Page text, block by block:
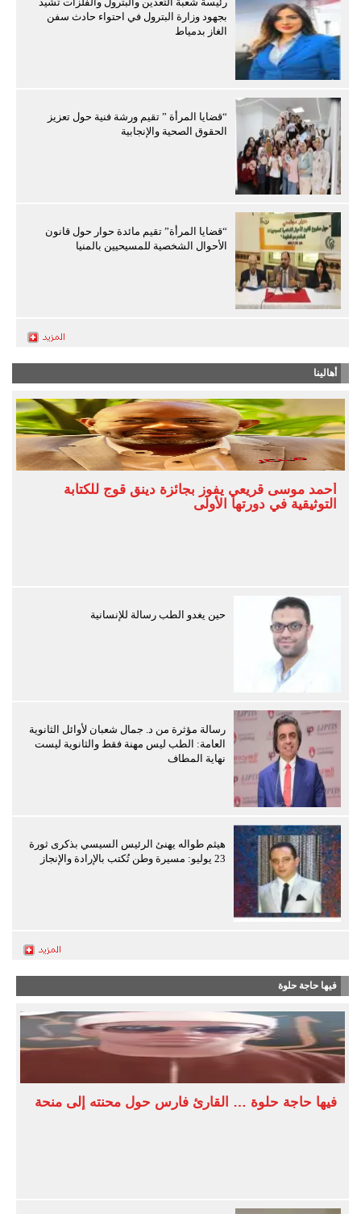
بجهود وزارة البترول في احتواء حادث سفن
الغاز بدمياط
“قضايا المرأة ” تقيم ورشة فنية حول تعزيز
الحقوق الصحية والإنجابية
“قضايا المرأة” تقيم مائدة حوار حول قانون
الأحوال الشخصية للمسيحيين بالمنيا
أهالينا
أحمد موسى قريعي يفوز بجائزة دينق قوج للكتابة
التوثيقية في دورتها الأولى
حين يغدو الطب رسالة للإنسانية
رسالة مؤثرة من د. جمال شعبان لأوائل الثانوية
العامة: الطب ليس مهنة فقط والثانوية ليست
نهاية المطاف
هيثم طواله يهنئ الرئيس السيسي بذكرى ثورة
23 يوليو: مسيرة وطن تُكتب بالإرادة والإنجاز
فيها حاجة حلوة
فيها حاجة حلوة … القارئ فارس حول محنته إلى منحة